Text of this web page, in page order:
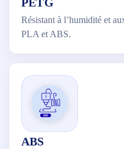
PETG
Résistant à l’humidité et
PLA et ABS.
ABS